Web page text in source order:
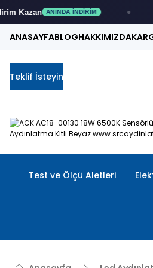
ANINDA İNDIRIM 🚚
ANASAYFABLOGHAKKIMIZDA
Teklif İsteyin
Test ve Ölçü Aletleri